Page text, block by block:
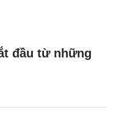
đầu từ những